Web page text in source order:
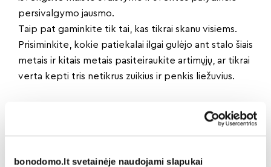
bonodomo.lt svetainėje naudojami slapukai
persivalgymo jausmo.
Taip pat gaminkite tik tai, kas tikrai skanu visiems.
Prisiminkite, kokie patiekalai ilgai gulėjo ant stalo šiais
metais ir kitais metais pasiteiraukite artimųjų, ar tikrai
verta kepti tris netikrus zuikius ir penkis liežuvius.